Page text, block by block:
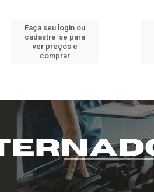
Faça seu login ou
cadastre-se para
ver preços e
comprar